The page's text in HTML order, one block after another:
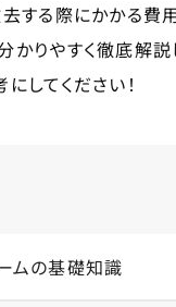
する際にかかる
りやすく徹底解説
してください！
ムの基礎知識